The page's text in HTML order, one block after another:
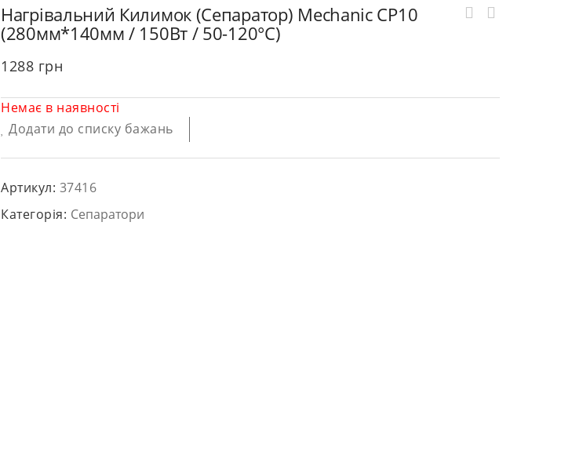
Нагрівальний Килимок (сепаратор) Mechanic CP10
(280мм*140мм / 150Вт / 50-120°C)
1288 грн
Немає в наявності
Додати до списку бажань
Артикул: 37416
Категорія: Сепаратори